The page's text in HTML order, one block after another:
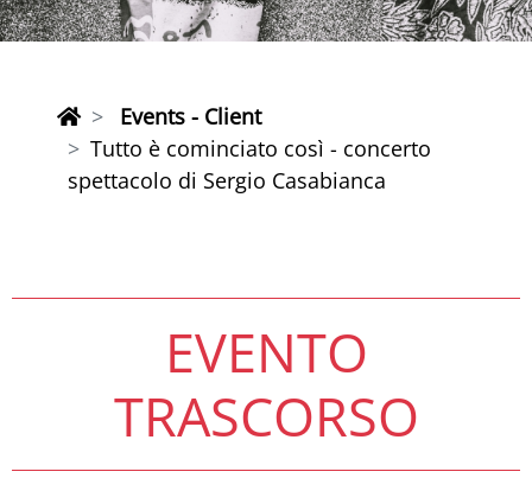
Events - Client
Tutto è cominciato così - concerto
spettacolo di Sergio Casabianca
EVENTO
TRASCORSO